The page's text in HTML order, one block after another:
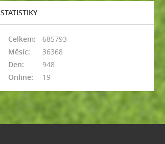
STATISTIKY
Online: 19
Celkem:
685793
Měsíc:
36368
Den:
948